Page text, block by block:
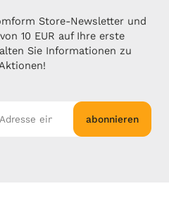
Store-Newsletter und
10 EUR auf Ihre erste
Sie Informationen zu
abonnieren